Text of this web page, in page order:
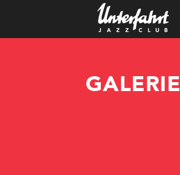
Spenden
Tech-Rider
GALERIE